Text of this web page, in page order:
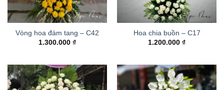
Vòng hoa đám tang – C42
1.300.000 ₫
Hoa chia buồn – C17
1.200.000 ₫